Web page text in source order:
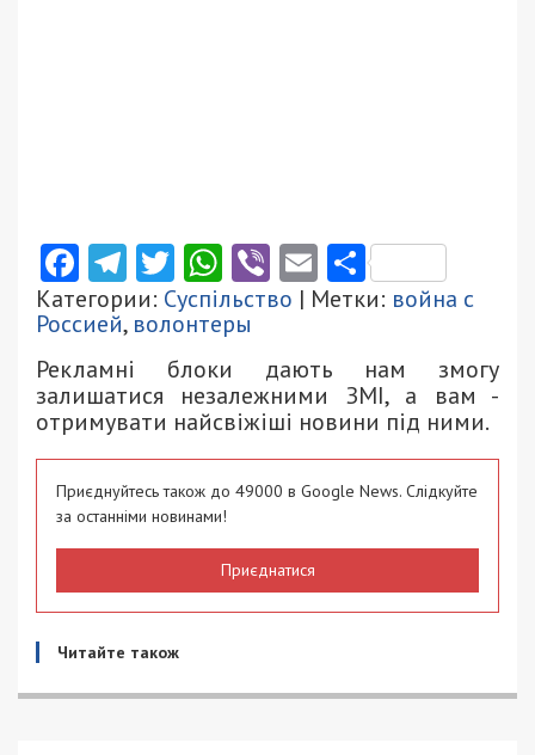
Facebook
Telegram
Twitter
WhatsApp
ViberEmail
Категории: Суспільство | Метки: война с
Россией, волонтеры
Рекламні блоки дають нам змогу
залишатися незалежними ЗМІ, а вам -
отримувати найсвіжіші новини під ними.
Приєднуйтесь також до 49000 в Google News. Слідкуйте
за останніми новинами!
Приєднатися
Читайте також